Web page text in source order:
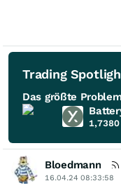
Trading
Das größte
1,7380
Bloedmann
16.04.24 08:33:58